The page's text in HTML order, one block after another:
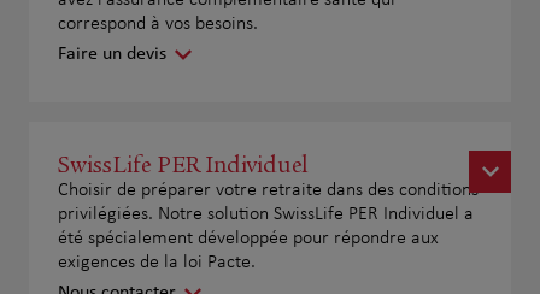
correspond à vos besoins.
Faire un devis
SwissLife PER Individuel
Choisir de préparer votre retraite dans des conditions
privilégiées. Notre solution SwissLife PER Individuel a
été spécialement développée pour répondre aux
exigences de la loi Pacte.